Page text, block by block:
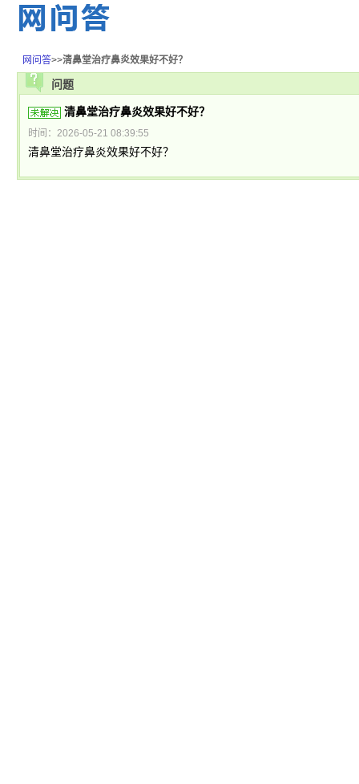
网问答>>清鼻堂治疗鼻炎效果好不好？
问题
清鼻堂治疗鼻炎效果好不好？
时间：2026-05-21 08:39:55
清鼻堂治疗鼻炎效果好不好？